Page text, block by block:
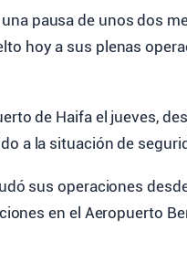
pausa de unos dos
hoy a sus plenas
de Haifa el jueves,
a la situación de
sus operaciones
en el Aeropuerto